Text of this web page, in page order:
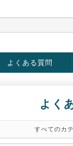
よくある質問
よく
すべてのカ